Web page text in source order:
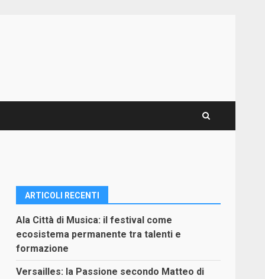
ARTICOLI RECENTI
Ala Città di Musica: il festival come
ecosistema permanente tra talenti e
formazione
Versailles: la Passione secondo Matteo di